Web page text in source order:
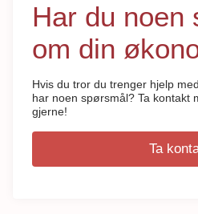
Har du noen
om din
Hvis du tror du trenger hjelp
har noen spørsmål? Ta kontakt
gjerne!
Ta